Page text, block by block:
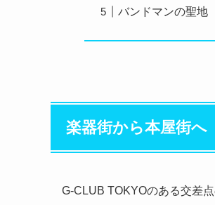
バンドマンの聖地
楽器街から本屋街へ
G-CLUB TOKYOのある交差